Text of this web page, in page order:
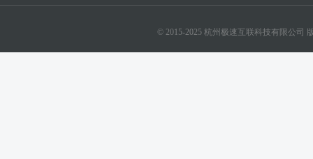
© 2015-2025 杭州极速互联科技有限公司